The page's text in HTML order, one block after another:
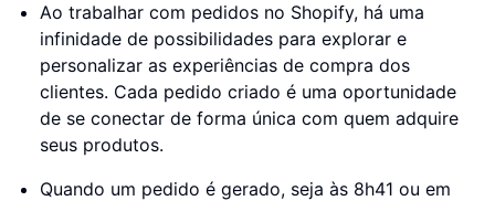
Ao trabalhar com pedidos no Shopify, há uma
infinidade de possibilidades para explorar e
personalizar as experiências de compra dos
clientes. Cada pedido criado é uma oportunidade
de se conectar de forma única com quem adquire
seus produtos.
Quando um pedido é gerado, seja às 8h41 ou em